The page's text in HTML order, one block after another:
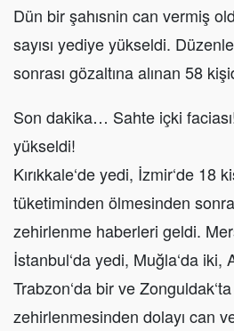
Dün bir şahısnin can vermiş
sayısı yediye yükseldi.
sonrası gözaltına alınan 58
Son dakika… Sahte içki faciası!
yükseldi!
Kırıkkale‘de yedi, İzmir‘de 18
tüketiminden ölmesinden
zehirlenme haberleri geldi.
İstanbul‘da yedi, Muğla‘da iki,
Trabzon‘da bir ve
zehirlenmesinden dolayı can